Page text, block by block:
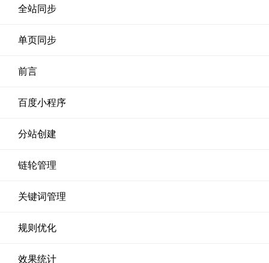
全站同步
单页同步
前言
百度小程序
分站创建
链轮管理
关键词管理
规则优化
效果统计